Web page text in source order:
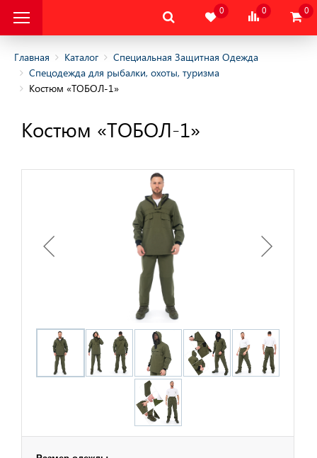
Защитная
Защитная
структур
охоты, туризма
0 0 0
Главная Каталог
Специальная Защитная Одежда
Спецодежда для рыбалки, охоты, туризма
Костюм «ТОБОЛ-1»
Костюм «ТОБОЛ-1»